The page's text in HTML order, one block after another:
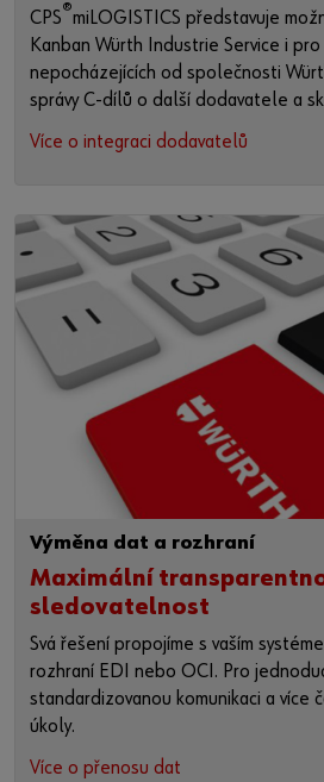
CPS®miLOGISTICS představuje
Kanban Würth Industrie Service i
nepocházejících od společnosti
správy C-dílů o další dodavatele a
Více o integraci dodavatelů
Výměna dat a rozhraní
Maximální
sledovatelnost
Svá řešení propojíme s vaším
rozhraní EDI nebo OCI. Pro
standardizovanou komunikaci a více
úkoly.
Více o přenosu dat